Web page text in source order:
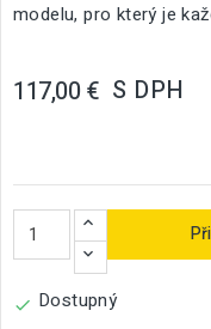
modelu, pro který je
117,00 € S DPH
 Dostupný